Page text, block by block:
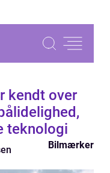
kendt over
teknologi
Bilmærker